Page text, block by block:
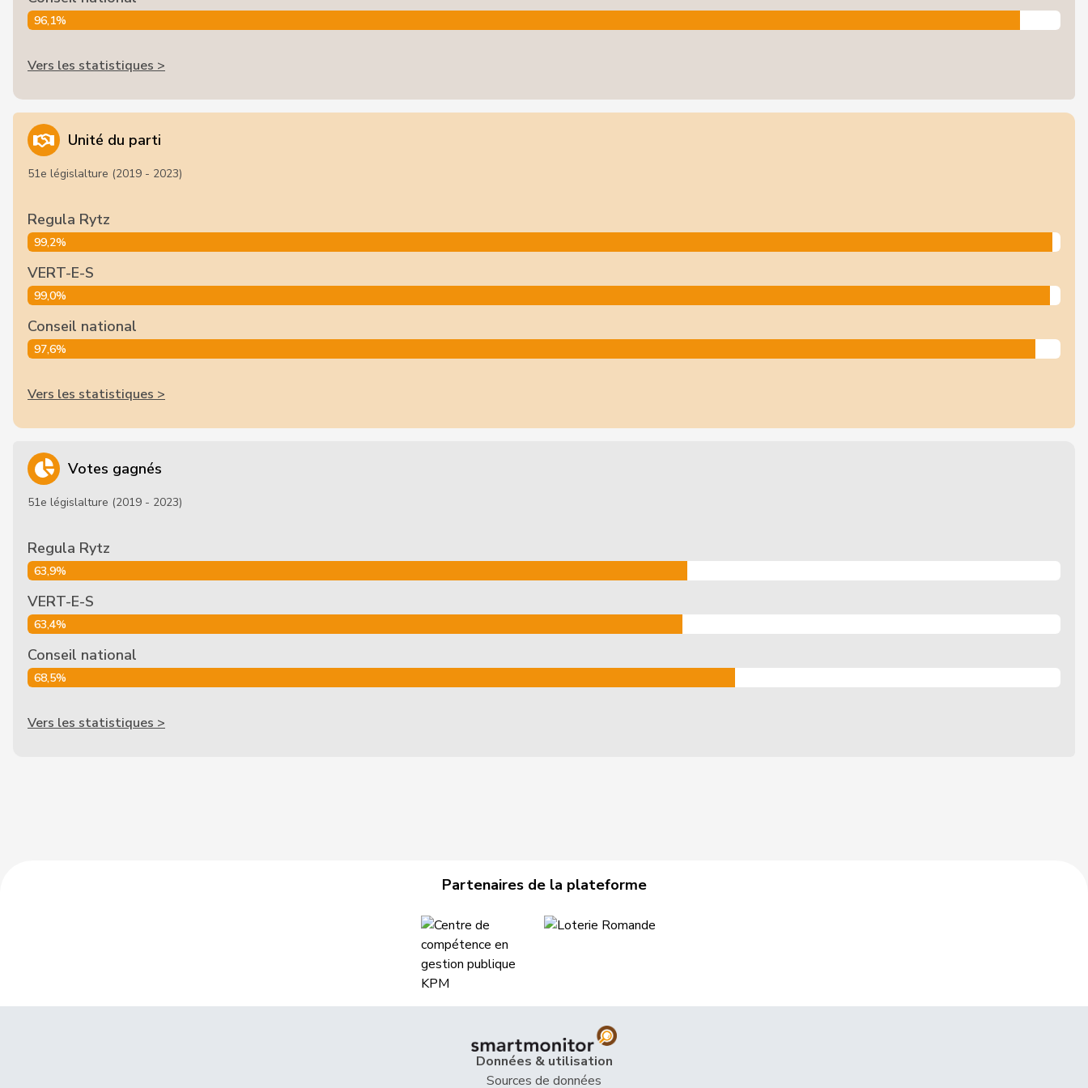
96,1%
Vers les statistiques >
Unité du parti
51e législalture (2019 - 2023)
Regula Rytz
99,2%
VERT-E-S
99,0%
Conseil national
97,6%
Vers les statistiques >
Votes gagnés
51e législalture (2019 - 2023)
Regula Rytz
63,9%
VERT-E-S
63,4%
Conseil national
68,5%
Vers les statistiques >
Partenaires de la plateforme
Données & utilisation
Sources de données